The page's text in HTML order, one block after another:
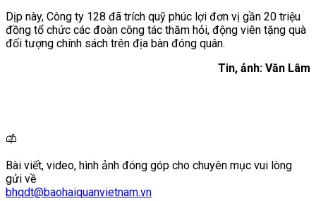
Dịp này, Công ty 128 đã trích quỹ phúc lợi đơn vị gần 20 triệu
đồng tổ chức các đoàn công tác thăm hỏi, động viên tặng quà
đối tượng chính sách trên địa bàn đóng quân.
Tin, ảnh: Văn Lâm
Bài viết, video, hình ảnh đóng góp cho chuyên mục vui lòng
gửi về
bhqdt@baohaiquanvietnam.vn